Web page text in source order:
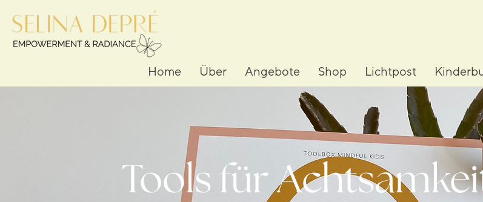
Home Über Angebote Shop Lichtpost
Tools für